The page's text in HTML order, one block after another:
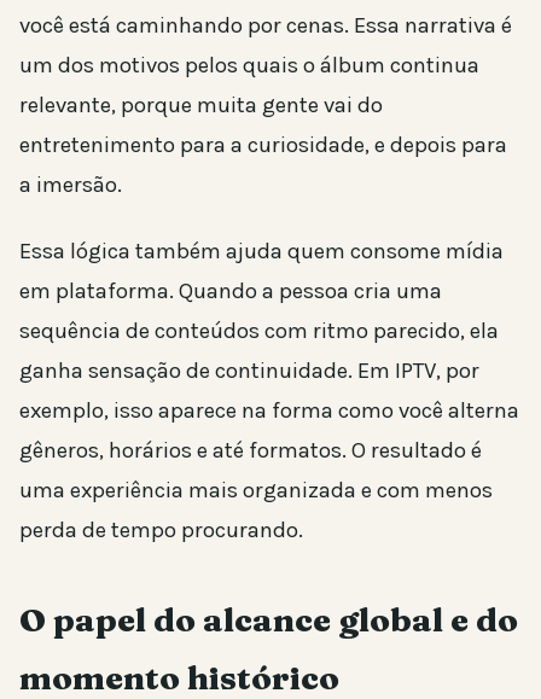
você está caminhando por cenas. Essa narrativa é
um dos motivos pelos quais o álbum continua
relevante, porque muita gente vai do
entretenimento para a curiosidade, e depois para
a imersão.
Essa lógica também ajuda quem consome mídia
em plataforma. Quando a pessoa cria uma
sequência de conteúdos com ritmo parecido, ela
ganha sensação de continuidade. Em IPTV, por
exemplo, isso aparece na forma como você alterna
gêneros, horários e até formatos. O resultado é
uma experiência mais organizada e com menos
perda de tempo procurando.
O papel do alcance global e do
momento histórico